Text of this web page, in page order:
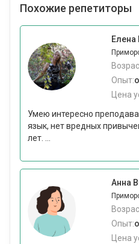
Похожие репетиторы
Елена
Опыт:
Цена
Умею интересно
язык, нет вредных
лет. ...
Анна
Опыт:
Цена